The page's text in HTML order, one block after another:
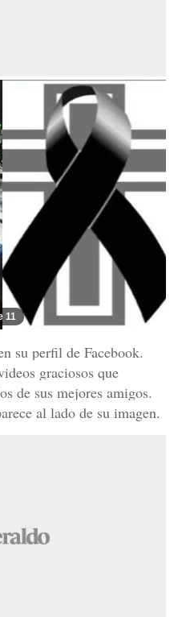
11
su perfil de Facebook.
graciosos que
de sus mejores amigos.
al lado de su imagen.